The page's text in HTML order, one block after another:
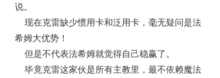
说。
现在克雷缺少惯用卡和泛用卡，毫无疑问是法
希姆大优势！
但是不代表法希姆就觉得自己稳赢了。
毕竟克雷这家伙是所有主教里，最不依赖魔法